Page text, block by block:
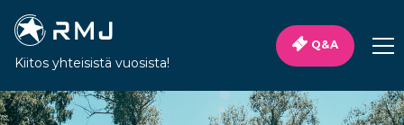
Kiitos yhteisistä vuosista!
Q&A